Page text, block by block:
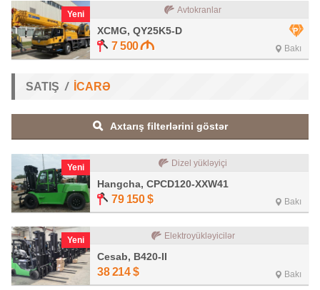
Yeni Avtokranlar
XCMG, QY25K5-D
7 500 Bakı
SATIŞ İCARƏ
Axtarış filterlərini göstər
Yeni Dizel yükləyiçi
Hangcha, CPCD120-XXW41
79 150 $ Bakı
Yeni Elektroyükləyicilər
Cesab, B420-II
38 214 $ Bakı